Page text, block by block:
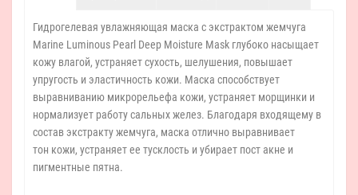
Гидрогелевая увлажняющая маска с экстрактом жемчуга
Marine Luminous Pearl Deep Moisture Mask глубоко насыщает
кожу влагой, устраняет сухость, шелушения, повышает
упругость и эластичность кожи. Маска способствует
выравниванию микрорельефа кожи, устраняет морщинки и
нормализует работу сальных желез. Благодаря входящему в
состав экстракту жемчуга, маска отлично выравнивает
тон кожи, устраняет ее тусклость и убирает пост акне и
пигментные пятна.